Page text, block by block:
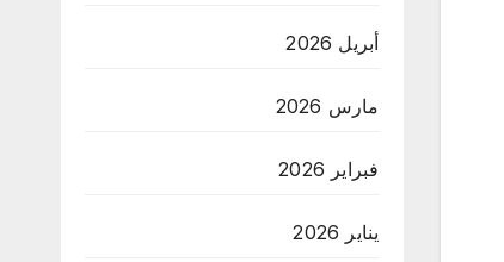
أبريل 2026
مارس 2026
فبراير 2026
يناير 2026